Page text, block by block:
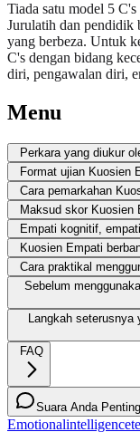
Tiada satu model 5
Jurulatih dan pendidik
yang berbeza. Untuk
C's dengan bidang
diri, pengawalan diri,
Menu
Perkara yang diukur
Format ujian Kuosien
Cara pemarkahan
Maksud skor Kuosien
Empati kognitif,
Kuosien Empati
Cara praktikal
Sebelum
Langkah seterusnya
FAQ
Suara Anda